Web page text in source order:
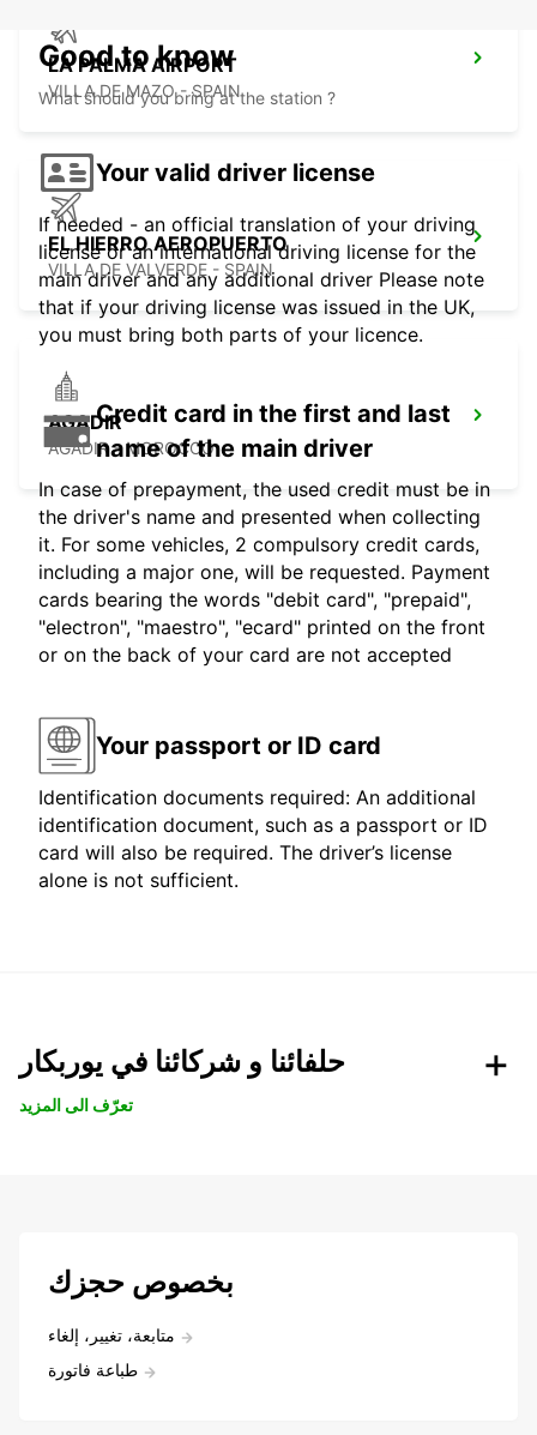
LA PALMA AIRPORT
VILLA DE MAZO - SPAIN
EL HIERRO AEROPUERTO
VILLA DE VALVERDE - SPAIN
AGADIR
AGADIR - MOROCCO
Good to know
What should you bring at the station ?
Your valid driver license
If needed - an official translation of your driving
license or an international driving license for the
main driver and any additional driver Please note
that if your driving license was issued in the UK,
you must bring both parts of your licence.
Credit card in the first and last
name of the main driver
In case of prepayment, the used credit must be in
the driver's name and presented when collecting
it. For some vehicles, 2 compulsory credit cards,
including a major one, will be requested. Payment
cards bearing the words "debit card", "prepaid",
"electron", "maestro", "ecard" printed on the front
or on the back of your card are not accepted
Your passport or ID card
Identification documents required: An additional
identification document, such as a passport or ID
card will also be required. The driver’s license
alone is not sufficient.
حلفائنا و شركائنا في يوربكار
تعرّف الى المزيد
بخصوص حجزك
متابعة، تغيير، إلغاء
طباعة فاتورة